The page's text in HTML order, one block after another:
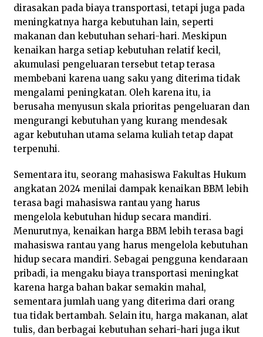
dirasakan pada biaya transportasi, tetapi juga pada
meningkatnya harga kebutuhan lain, seperti
makanan dan kebutuhan sehari-hari. Meskipun
kenaikan harga setiap kebutuhan relatif kecil,
akumulasi pengeluaran tersebut tetap terasa
membebani karena uang saku yang diterima tidak
mengalami peningkatan. Oleh karena itu, ia
berusaha menyusun skala prioritas pengeluaran dan
mengurangi kebutuhan yang kurang mendesak
agar kebutuhan utama selama kuliah tetap dapat
terpenuhi.
Sementara itu, seorang mahasiswa Fakultas Hukum
angkatan 2024 menilai dampak kenaikan BBM lebih
terasa bagi mahasiswa rantau yang harus
mengelola kebutuhan hidup secara mandiri.
Menurutnya, kenaikan harga BBM lebih terasa bagi
mahasiswa rantau yang harus mengelola kebutuhan
hidup secara mandiri. Sebagai pengguna kendaraan
pribadi, ia mengaku biaya transportasi meningkat
karena harga bahan bakar semakin mahal,
sementara jumlah uang yang diterima dari orang
tua tidak bertambah. Selain itu, harga makanan, alat
tulis, dan berbagai kebutuhan sehari-hari juga ikut